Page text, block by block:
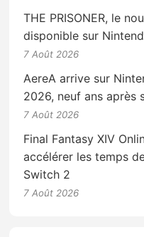
THE PRISONER, le
disponible sur
7 Août 2026
AereA arrive sur
2026, neuf ans après
7 Août 2026
Final Fantasy XIV
accélérer les temps
Switch 2
7 Août 2026